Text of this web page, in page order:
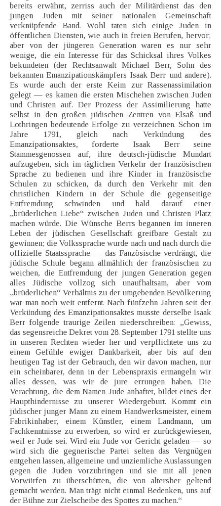
bereits erwähnt, zerriss auch der Militärdienst das den
jungen Juden mit seiner nationalen Gemeinschaft
verknüpfende Band. Wohl taten sich einige Juden in
öffentlichen Diensten, wie auch in freien Berufen, hervor;
aber von der jüngeren Generation waren es nur sehr
wenige, die ein Interesse für das Schicksal ihres Volkes
bekundeten (der Rechtsanwalt Michael Berr, Sohn des
bekannten Emanzipationskämpfers Isaak Berr und andere).
Es wurde auch der erste Keim zur Rassenassimilation
gelegt — es kamen die ersten Mischehen zwischen Juden
und Christen auf. Der Prozess der Assimilierung hatte
selbst in den großen jüdischen Zentren von Elsaß und
Lothringen bedeutende Erfolge zu verzeichnen. Schon im
Jahre 1791, gleich nach Verkündung des
Emanzipationsaktes, forderte Isaak Berr seine
Stammesgenossen auf, ihre deutsch-jüdische Mundart
aufzugeben, sich im täglichen Verkehr der französischen
Sprache zu bedienen und ihre Kinder in französische
Schulen zu schicken, da durch den Verkehr mit den
christlichen Kindern in der Schule die gegenseitige
Entfremdung schwinden und bald darauf einer
„brüderlichen Liebe“ zwischen Juden und Christen Platz
machen würde. Die Wünsche Berrs begannen im inneren
Leben der jüdischen Gesellschaft greifbare Gestalt zu
gewinnen; die Volkssprache wurde nach und nach durch die
offizielle Staatssprache — das Fanzösische verdrängt, die
jüdische Schule begann allmählich der französischen zu
weichen, die Entfremdung der jungen Generation gegen
alles Jüdische vollzog sich unaufhaltsam, aber vom
,,brüderlichen“ Verhältnis zu der umgebenden Bevölkerung
war man noch weit entfernt. Nach fünfzehn Jahren seit der
Verkündung des Emanzipationsaktes musste derselbe Isaak
Berr folgende traurige Zeilen niederschreiben: „Gewiss,
das segensreiche Dekret vom 28. September 1791 stellte uns
in unseren Rechten wieder her und verpflichtete uns zu
einem Gefühle ewiger Dankbarkeit, aber bis auf den
heutigen Tag ist der Gebrauch, den wir davon machen, nur
ein scheinbarer, denn in der Lebenspraxis ermangeln wir
alles dessen, was wir de jure errungen haben. Die
Verachtung, die dem Namen Jude anhaftet, bildet eines der
Haupthindernisse zu unserer Wiedergeburt. Kommt ein
jüdischer junger Mann zu einem Handwerksmeister, einem
Fabrikinhaber, einem Künstler, einem Landmann, um
Fachkenntnisse zu erwerben, so wird er zurückgewiesen,
weil er Jude sei. Wird ein Jude vor Gericht geladen — so
wird sich die gegnerische Partei selten das Vergnügen
entgehen lassen, allgemeine und unziemliche Auslassungen
gegen die Juden vorzubringen und sie mit all jenen
Vorwürfen zu überschütten, die von altersher geltend
gemacht werden. Man trägt nicht einmal Bedenken, uns auf
der Bühne zur Zielscheibe des Spottes zu machen.“